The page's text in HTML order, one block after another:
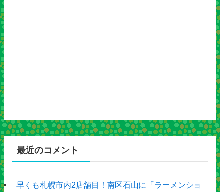
最近のコメント
早くも札幌市内2店舗目！南区石山に「ラーメンショ